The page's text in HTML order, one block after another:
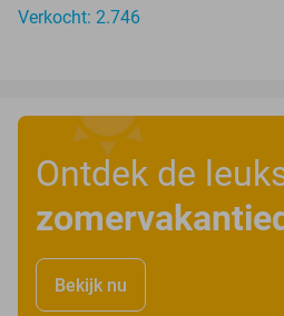
Verkocht: 2.746
Ontdek de
Bekijk nu